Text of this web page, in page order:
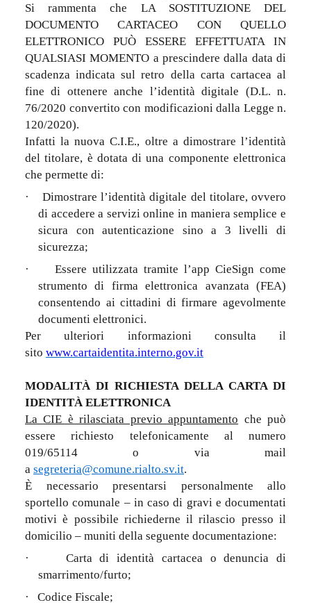
Si rammenta che LA SOSTITUZIONE DEL
DOCUMENTO CARTACEO CON QUELLO
ELETTRONICO PUÒ ESSERE EFFETTUATA IN
QUALSIASI MOMENTO a prescindere dalla data di
scadenza indicata sul retro della carta cartacea al
fine di ottenere anche l’identità digitale (D.L. n.
76/2020 convertito con modificazioni dalla Legge n.
120/2020).
Infatti la nuova C.I.E., oltre a dimostrare l’identità
del titolare, è dotata di una componente elettronica
che permette di:
·
Dimostrare l’identità digitale del titolare, ovvero
di accedere a servizi online in maniera semplice e
sicura con autenticazione sino a 3 livelli di
sicurezza;
·
Essere utilizzata tramite l’app CieSign come
strumento di firma elettronica avanzata (FEA)
consentendo ai cittadini di firmare agevolmente
documenti elettronici.
Per ulteriori informazioni consulta il
sito www.cartaidentita.interno.gov.it
MODALITÀ DI RICHIESTA DELLA CARTA DI
IDENTITÀ ELETTRONICA
La CIE è rilasciata previo appuntamento che può
essere richiesto telefonicamente al numero
019/65114 o via mail
a segreteria@comune.rialto.sv.it.
È necessario presentarsi personalmente allo
sportello comunale – in caso di gravi e documentati
motivi è possibile richiederne il rilascio presso il
domicilio – muniti della seguente documentazione:
·
Carta di identità cartacea o denuncia di
smarrimento/furto;
·
Codice Fiscale;